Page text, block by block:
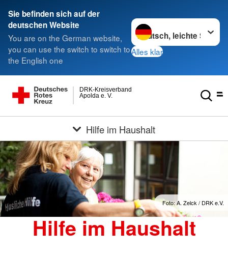
Sie befinden sich auf der
deutschen Website
You are on the German website,
you can use the switch to switch to
the English one
Sprache wechseln zu
Alles klar
Apolda e. V.
DRK-Kreisverband
Hilfe im Haushalt
Foto: A. Zelck / DRK e.V.
Hilfe im Haushalt